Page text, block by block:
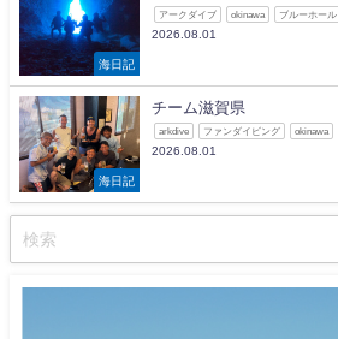
海日記
アークダイブ okinawa ブルーホール
2026.08.01
海日記
チーム滋賀県
arkdive ファンダイビング okinawa
2026.08.01